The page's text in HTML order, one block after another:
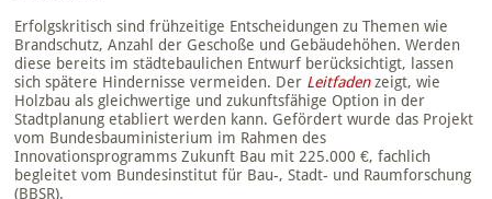
Erfolgskritisch sind frühzeitige Entscheidungen zu Themen wie
Brandschutz, Anzahl der Geschoße und Gebäudehöhen. Werden
diese bereits im städtebaulichen Entwurf berücksichtigt, lassen
sich spätere Hindernisse vermeiden. Der Leitfadenzeigt, wie
Holzbau als gleichwertige und zukunftsfähige Option in der
Stadtplanung etabliert werden kann. Gefördert wurde das Projekt
vom Bundesbauministerium im Rahmen des
Innovationsprogramms Zukunft Bau mit 225.000 €, fachlich
begleitet vom Bundesinstitut für Bau-, Stadt- und Raumforschung
(BBSR).